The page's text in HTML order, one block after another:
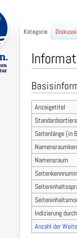
Zur
Navigation
springen
Zur
Suche
springen
Anzeigetitel
Seitenlänge (in
Namensraum
Indizierung
Anzahl der
Kategorie